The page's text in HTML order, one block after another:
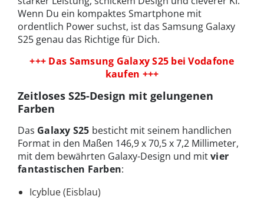
Wenn Du ein kompaktes Smartphone mit
ordentlich Power suchst, ist das Samsung Galaxy
S25 genau das Richtige für Dich.
+++ Das Samsung Galaxy S25 bei Vodafone
kaufen +++
Zeitloses S25-Design mit gelungenen
Farben
Das Galaxy S25 besticht mit seinem handlichen
Format in den Maßen 146,9 x 70,5 x 7,2 Millimeter,
mit dem bewährten Galaxy-Design und mitvier
fantastischen Farben:
Icyblue (Eisblau)